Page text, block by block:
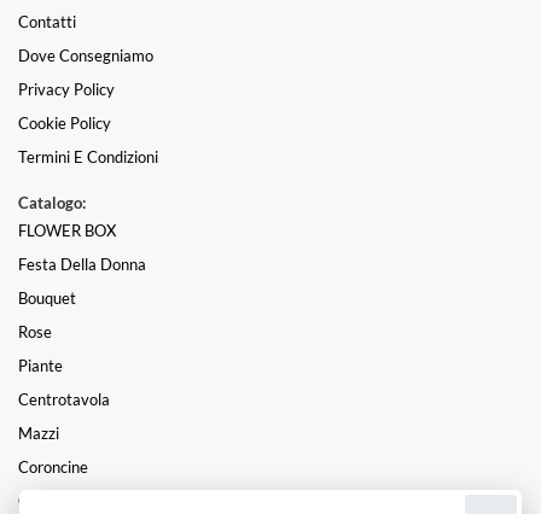
Contatti
Dove Consegniamo
Privacy Policy
Cookie Policy
Termini E Condizioni
Catalogo:
FLOWER BOX
Festa Della Donna
Bouquet
Rose
Piante
Centrotavola
Mazzi
Coroncine
Composizioni